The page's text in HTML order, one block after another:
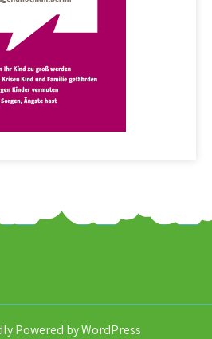
Powered by WordPress